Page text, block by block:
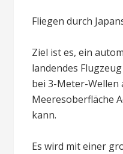
Fliegen durch
Ziel ist es, ein
landendes
bei 3-Meter-Wellen
Meeresoberfläche
kann.
Es wird mit einer